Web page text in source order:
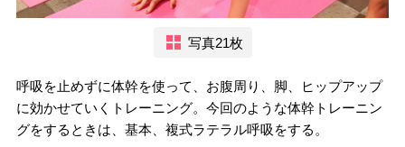
写真21枚
呼吸を止めずに体幹を使って、お腹周り、脚、ヒップアップ
に効かせていくトレーニング。今回のような体幹トレーニン
グをするときは、基本、複式ラテラル呼吸をする。